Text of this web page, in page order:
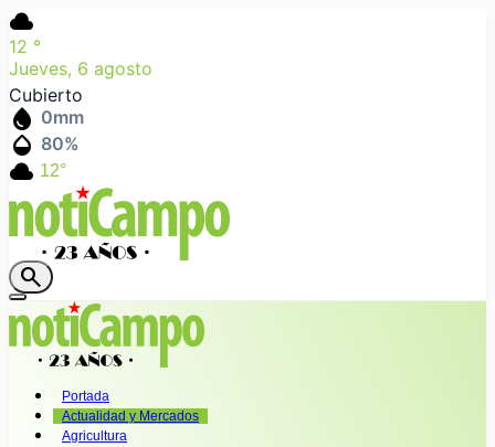
cloud
12 °
Jueves, 6 agosto
Cubierto
water_drop 0mm
humidity_mid 80%
cloud 12°
search
Portada
Actualidad y Mercados
Agricultura